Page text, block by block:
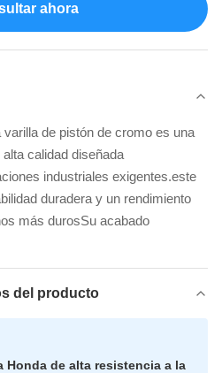
ahora
de pistón de cromo es una
calidad diseñada
industriales exigentes.este
duradera y un rendimiento
más durosSu acabado
del producto
Honda de alta resistencia a la